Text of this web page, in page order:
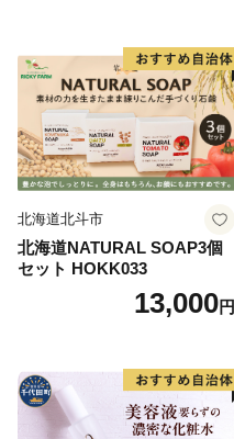
北海道北斗市
北海道NATURAL SOAP3個
セット HOKK033
13,000円